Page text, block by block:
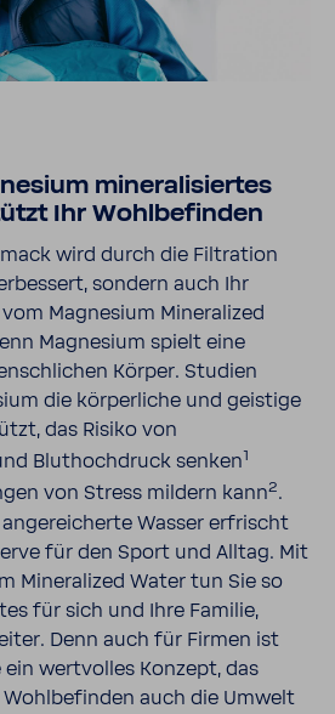
mineralisiertes
Ihr Wohlbefinden
wird durch die Filtration
sondern auch Ihr
Magnesium Mineralized
Magnesium spielt eine
Körper. Studien
die körperliche und geistige
das Risiko von
Bluthochdruck senken1
von Stress mildern kann2.
Wasser erfrischt
für den Sport und Alltag. Mit
Mineralized Water tun Sie so
für sich und Ihre Familie,
Denn auch für Firmen ist
wertvolles Konzept, das
auch die Umwelt